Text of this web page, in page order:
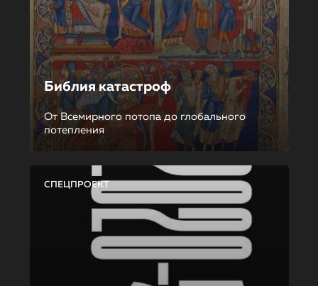
Библия катастроф
От Всемирного потопа до глобального
потепления
СПЕЦПРОЕКТ